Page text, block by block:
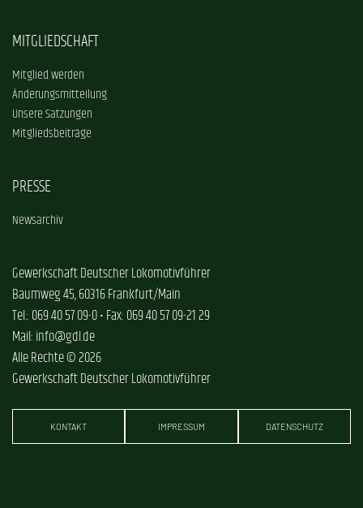
MITGLIEDSCHAFT
Mitglied werden
Änderungsmitteilung
Unsere Satzungen
Mitgliedsbeiträge
PRESSE
Newsarchiv
Gewerkschaft Deutscher Lokomotivführer
Baumweg 45, 60316 Frankfurt/Main
Tel.: 069 40 57 09-0 • Fax: 069 40 57 09-21 29
Mail: info@gdl.de
Alle Rechte © 2026
Gewerkschaft Deutscher Lokomotivführer
KONTAKT IMPRESSUM DATENSCHUTZ